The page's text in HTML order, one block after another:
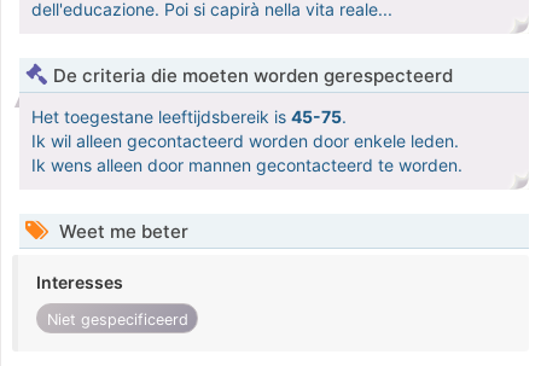
dell'educazione. Poi si capirà nella vita reale...
De criteria die moeten worden gerespecteerd
Het toegestane leeftijdsbereik is 45-75.
Ik wil alleen gecontacteerd worden door enkele leden.
Ik wens alleen door mannen gecontacteerd te worden.
Weet me beter
Interesses
Niet gespecificeerd